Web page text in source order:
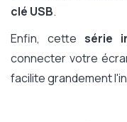
clé USB.
Enfin, cette série
connecter votre
facilite grandement